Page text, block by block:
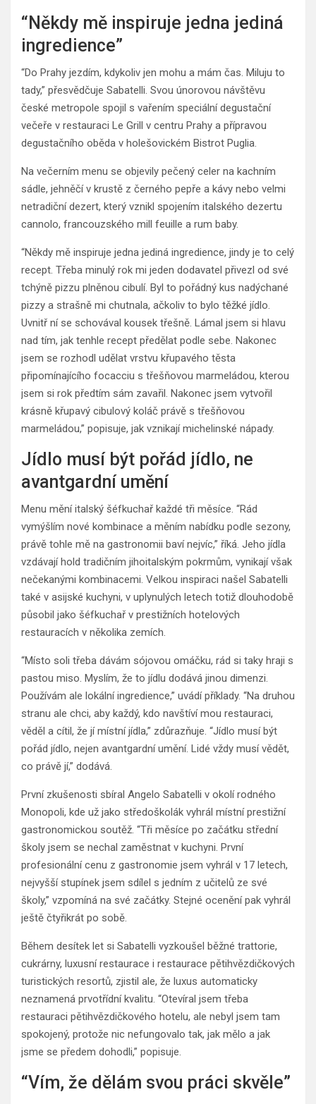
“Někdy mě inspiruje jedna jediná
ingredience”
“Do Prahy jezdím, kdykoliv jen mohu a mám čas. Miluju to
tady,” přesvědčuje Sabatelli. Svou únorovou návštěvu
české metropole spojil s vařením speciální degustační
večeře v restauraci Le Grill v centru Prahy a přípravou
degustačního oběda v holešovickém Bistrot Puglia.
Na večerním menu se objevily pečený celer na kachním
sádle, jehněčí v krustě z černého pepře a kávy nebo velmi
netradiční dezert, který vznikl spojením italského dezertu
cannolo, francouzského mill feuille a rum baby.
“Někdy mě inspiruje jedna jediná ingredience, jindy je to celý
recept. Třeba minulý rok mi jeden dodavatel přivezl od své
tchýně pizzu plněnou cibulí. Byl to pořádný kus nadýchané
pizzy a strašně mi chutnala, ačkoliv to bylo těžké jídlo.
Uvnitř ní se schovával kousek třešně. Lámal jsem si hlavu
nad tím, jak tenhle recept předělat podle sebe. Nakonec
jsem se rozhodl udělat vrstvu křupavého těsta
připomínajícího focacciu s třešňovou marmeládou, kterou
jsem si rok předtím sám zavařil. Nakonec jsem vytvořil
krásně křupavý cibulový koláč právě s třešňovou
marmeládou,” popisuje, jak vznikají michelinské nápady.
Jídlo musí být pořád jídlo, ne
avantgardní umění
Menu mění italský šéfkuchař každé tři měsíce. “Rád
vymýšlím nové kombinace a měním nabídku podle sezony,
právě tohle mě na gastronomii baví nejvíc,” říká. Jeho jídla
vzdávají hold tradičním jihoitalským pokrmům, vynikají však
nečekanými kombinacemi. Velkou inspiraci našel Sabatelli
také v asijské kuchyni, v uplynulých letech totiž dlouhodobě
působil jako šéfkuchař v prestižních hotelových
restauracích v několika zemích.
“Místo soli třeba dávám sójovou omáčku, rád si taky hraji s
pastou miso. Myslím, že to jídlu dodává jinou dimenzi.
Používám ale lokální ingredience,” uvádí příklady. “Na druhou
stranu ale chci, aby každý, kdo navštíví mou restauraci,
věděl a cítil, že jí místní jídla,” zdůrazňuje. “Jídlo musí být
pořád jídlo, nejen avantgardní umění. Lidé vždy musí vědět,
co právě jí,” dodává.
První zkušenosti sbíral Angelo Sabatelli v okolí rodného
Monopoli, kde už jako středoškolák vyhrál místní prestižní
gastronomickou soutěž. “Tři měsíce po začátku střední
školy jsem se nechal zaměstnat v kuchyni. První
profesionální cenu z gastronomie jsem vyhrál v 17 letech,
nejvyšší stupínek jsem sdílel s jedním z učitelů ze své
školy,” vzpomíná na své začátky. Stejné ocenění pak vyhrál
ještě čtyřikrát po sobě.
Během desítek let si Sabatelli vyzkoušel běžné trattorie,
cukrárny, luxusní restaurace i restaurace pětihvězdičkových
turistických resortů, zjistil ale, že luxus automaticky
neznamená prvotřídní kvalitu. “Otevíral jsem třeba
restauraci pětihvězdičkového hotelu, ale nebyl jsem tam
spokojený, protože nic nefungovalo tak, jak mělo a jak
jsme se předem dohodli,” popisuje.
“Vím, že dělám svou práci skvěle”